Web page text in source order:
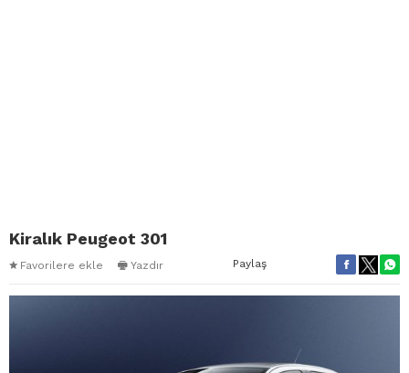
Kiralık Peugeot 301
Favorilere ekle Yazdır Paylaş